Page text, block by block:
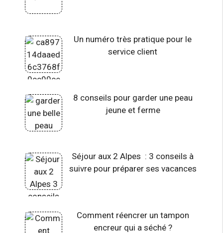
Un numéro très pratique pour le
service client
8 conseils pour garder une peau
jeune et ferme
Séjour aux 2 Alpes : 3 conseils à
suivre pour préparer ses vacances
Comment réencrer un tampon
encreur qui a séché ?